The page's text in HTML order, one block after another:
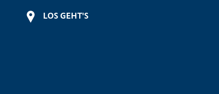
LOS GEHT'S